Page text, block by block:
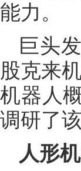
能力。
巨头
股克来
机器人
调研了
人形